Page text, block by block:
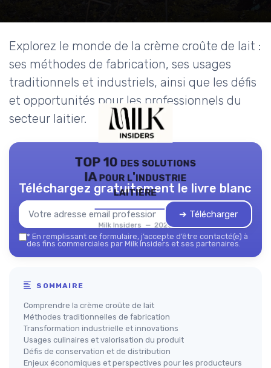
Explorez le monde de la crème croûte de lait :
ses méthodes de fabrication, ses usages
traditionnels et industriels, ainsi que les défis
et opportunités pour les professionnels du
secteur laitier.
TOP 10 des solutions
IA pour l'industrie
laitière
Milk Insiders — 2026
Téléchargez gratuitement le livre blanc
➔ Télécharger
* En remplissant ce formulaire, j’accepte d’être contacté(e) à
des fins commerciales par Milk Insiders et ses partenaires.
SOMMAIRE
Comprendre la crème croûte de lait
Méthodes traditionnelles de fabrication
Transformation industrielle et innovations
Usages culinaires et valorisation du produit
Défis de conservation et de distribution
Enjeux économiques et perspectives pour les producteurs